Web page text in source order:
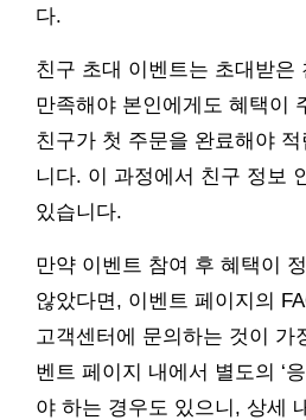
다.
친구 초대 이벤트는 초대받은
만족해야 본인에게도 혜택이
친구가 첫 주문을 완료해야
니다. 이 과정에서 친구 정보
있습니다.
만약 이벤트 참여 후 혜택이
않았다면, 이벤트 페이지의
고객센터에 문의하는 것이 가
벤트 페이지 내에서 별도의 ‘
야 하는 경우도 있으니, 상세